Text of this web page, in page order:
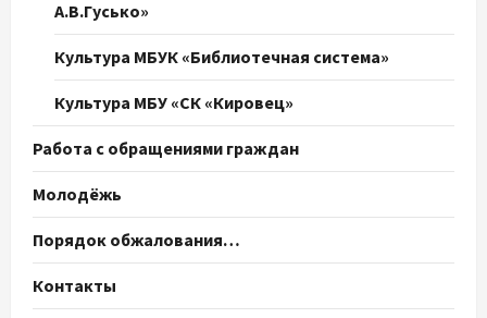
А.В.Гусько»
Культура МБУК «Библиотечная система»
Культура МБУ «СК «Кировец»
Работа с обращениями граждан
Молодёжь
Порядок обжалования…
Контакты